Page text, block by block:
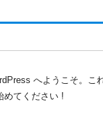
へようこそ。こ
めてください !